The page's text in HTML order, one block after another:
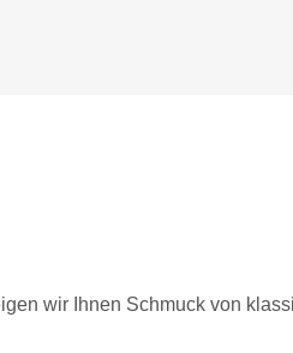
wir Ihnen Schmuck von